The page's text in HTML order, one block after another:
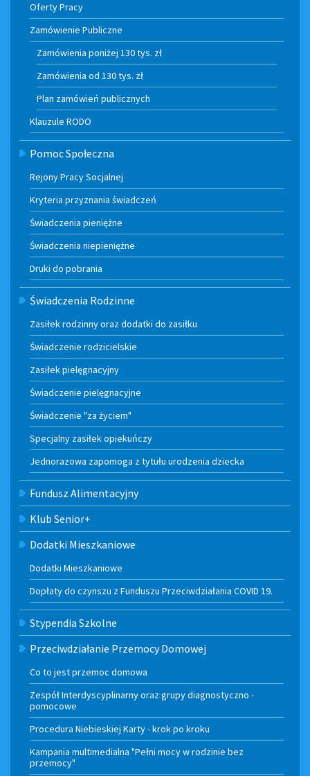
Oferty Pracy
Zamówienie Publiczne
Zamówienia poniżej 130 tys. zł
Zamówienia od 130 tys. zł
Plan zamówień publicznych
Klauzule RODO
Pomoc Społeczna
Rejony Pracy Socjalnej
Kryteria przyznania świadczeń
Świadczenia pieniężne
Świadczenia niepieniężne
Druki do pobrania
Świadczenia Rodzinne
Zasiłek rodzinny oraz dodatki do zasiłku
Świadczenie rodzicielskie
Zasiłek pielęgnacyjny
Świadczenie pielęgnacyjne
Świadczenie "za życiem"
Specjalny zasiłek opiekuńczy
Jednorazowa zapomoga z tytułu urodzenia dziecka
Fundusz Alimentacyjny
Klub Senior+
Dodatki Mieszkaniowe
Dodatki Mieszkaniowe
Dopłaty do czynszu z Funduszu Przeciwdziałania COVID 19.
Stypendia Szkolne
Przeciwdziałanie Przemocy Domowej
Co to jest przemoc domowa
Zespół Interdyscyplinarny oraz grupy diagnostyczno -
pomocowe
Procedura Niebieskiej Karty - krok po kroku
Kampania multimedialna "Pełni mocy w rodzinie bez
przemocy"